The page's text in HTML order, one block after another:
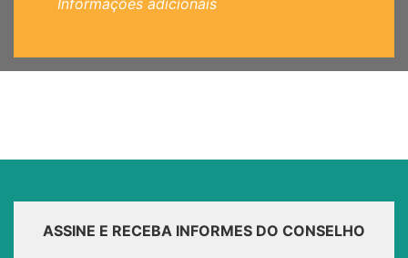
Informações adicionais
ASSINE E RECEBA INFORMES DO CONSELHO